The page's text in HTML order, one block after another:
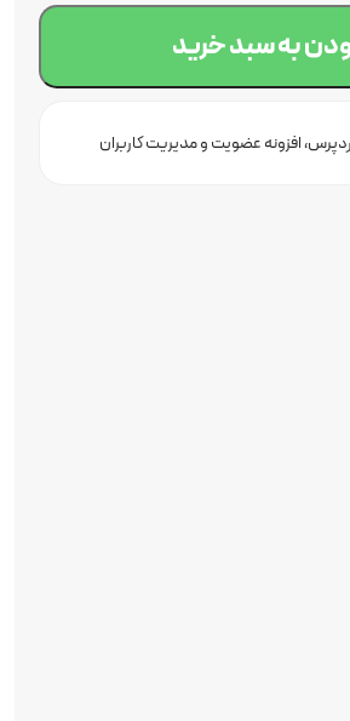
به سبد خرید
افزونه عضویت و مدیریت کاربران